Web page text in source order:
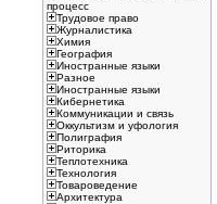
процесс
Трудовое право
Журналистика
Химия
География
Иностранные языки
Разное
Иностранные языки
Кибернетика
Коммуникации и связь
Оккультизм и уфология
Полиграфия
Риторика
Теплотехника
Технология
Товароведение
Архитектура